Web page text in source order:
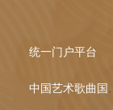
统一门户平台